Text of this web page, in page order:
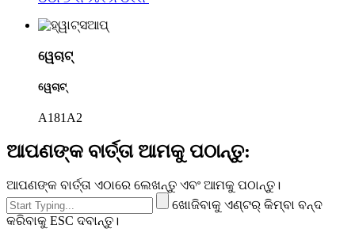
ୱେଚାଟ୍
ୱେଚାଟ୍
A181A2
ଆପଣଙ୍କ ବାର୍ତ୍ତା ଆମକୁ ପଠାନ୍ତୁ:
ଆପଣଙ୍କ ବାର୍ତ୍ତା ଏଠାରେ ଲେଖନ୍ତୁ ଏବଂ ଆମକୁ ପଠାନ୍ତୁ।
ଖୋଜିବାକୁ ଏଣ୍ଟର୍ କିମ୍ବା ବନ୍ଦ
କରିବାକୁ ESC ଦବାନ୍ତୁ।